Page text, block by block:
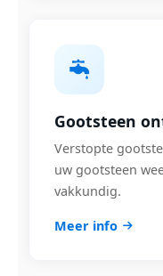
Gootsteen
Verstopte
uw gootsteen
vakkundig.
Meer info